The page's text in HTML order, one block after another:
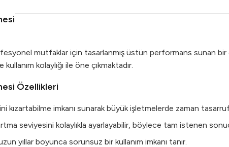
mutfaklar için tasarlanmış üstün performans sunan
kolaylığı ile öne çıkmaktadır.
Özellikleri
kızartabilme imkanı sunarak büyük işletmelerde zaman
seviyesini kolaylıkla ayarlayabilir, böylece tam istenen
yıllar boyunca sorunsuz bir kullanım imkanı tanır.